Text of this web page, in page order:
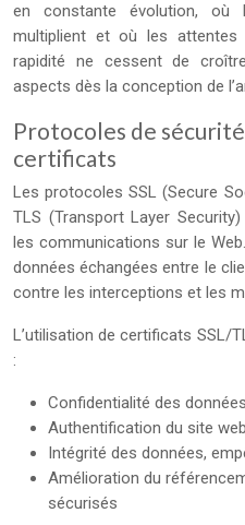
en constante évolution, où
multiplient et où les
rapidité ne cessent de
aspects dès la conception de
Protocoles de sécurité
certificats
Les protocoles SSL (Secure
TLS (Transport Layer
les communications sur le
données échangées entre le
contre les interceptions et les
L’utilisation de certificats SSL/
:
Confidentialité des
Authentification du site
Intégrité des données,
Amélioration du
sécurisés